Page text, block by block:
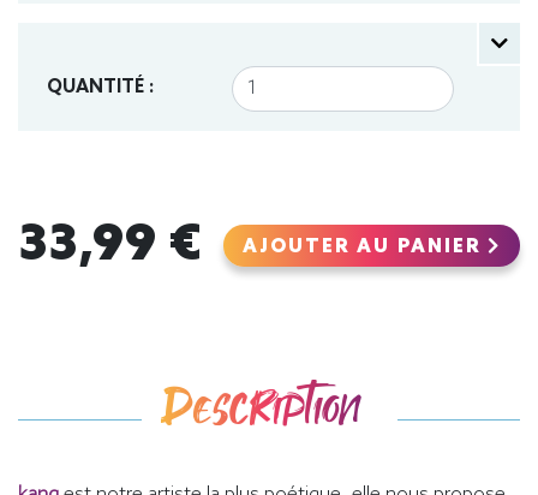
QUANTITÉ :
33,99 € AJOUTER AU PANIER
Description